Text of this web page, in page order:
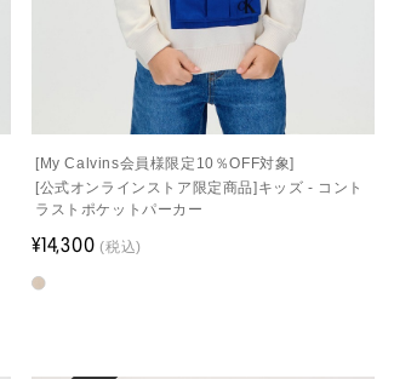
[My Calvins会員様限定10％OFF対象]
[公式オンラインストア限定商品]キッズ - コント
ラストポケットパーカー
¥14,300(税込)